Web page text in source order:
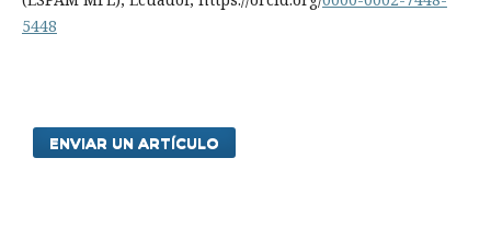
5448
ENVIAR UN ARTÍCULO